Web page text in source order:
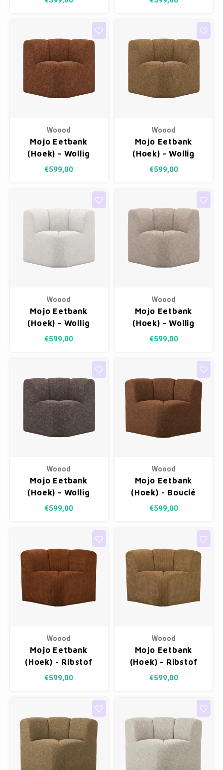
Woood
Mojo Eetbank
(Hoek) - Wollig
Roestbruin
€599,00
Woood
Mojo Eetbank
(Hoek) - Wollig
Honinggeel
€599,00
Woood
Mojo Eetbank
(Hoek) - Wollig
Ecru
€599,00
Woood
Mojo Eetbank
(Hoek) - Wollig
Donkerzand
€599,00
Woood
Mojo Eetbank
(Hoek) - Wollig
Bruin
€599,00
Woood
Mojo Eetbank
(Hoek) - Bouclé
Roestbruin
€599,00
Woood
Mojo Eetbank
(Hoek) - Ribstof
Roestbruin
€599,00
Woood
Mojo Eetbank
(Hoek) - Ribstof
Honinggeel
€599,00